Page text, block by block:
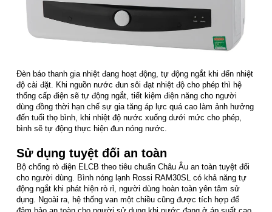
Đèn báo thanh gia nhiệt đang hoạt động, tự động ngắt khi đến nhiệt
độ cài đặt. Khi nguồn nước đun sôi đạt nhiệt độ cho phép thì hệ
thống cấp điện sẽ tự động ngắt, tiết kiệm điện năng cho người
dùng đồng thời hạn chế sự gia tăng áp lực quá cao làm ảnh hưởng
đến tuổi thọ bình, khi nhiệt độ nước xuống dưới mức cho phép,
bình sẽ tự động thực hiện đun nóng nước.
Sử dụng tuyệt đối an toàn
Bộ chống rò điện ELCB theo tiêu chuẩn Châu Âu an toàn tuyệt đối
cho người dùng. Bình nóng lạnh Rossi RAM30SL có khả năng tự
động ngắt khi phát hiện rò rỉ, người dùng hoàn toàn yên tâm sử
dụng. Ngoài ra, hệ thống van một chiều cũng được tích hợp để